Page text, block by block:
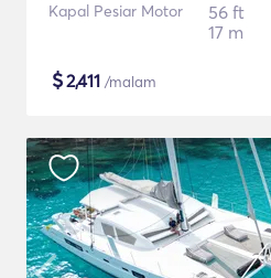
Kapal Pesiar Motor
56 ft
17 m
$2,411 /malam